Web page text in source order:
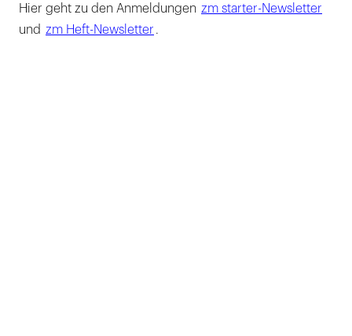
Hier geht zu den Anmeldungen zm starter-Newsletter
und zm Heft-Newsletter .